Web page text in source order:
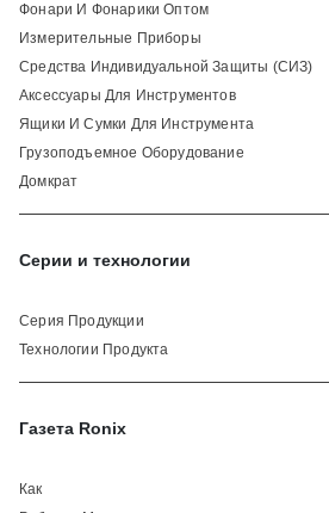
Фонари И Фонарики Оптом
Измерительные Приборы
Средства Индивидуальной Защиты (СИЗ)
Аксессуары Для Инструментов
Ящики И Сумки Для Инструмента
Грузоподъемное Оборудование
Домкрат
Серии и технологии
Серия Продукции
Технологии Продукта
Газета Ronix
Как